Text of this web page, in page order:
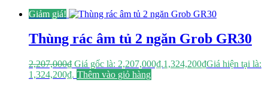
Giảm giá!
Thùng rác âm tủ 2 ngăn Grob GR30
2,207,000₫ Giá gốc là: 2,207,000₫.1,324,200₫Giá hiện tại là:
1,324,200₫. Thêm vào giỏ hàng